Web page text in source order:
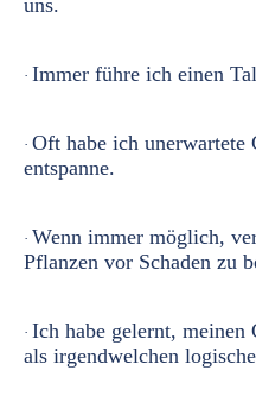
uns.
· Immer führe ich einen
· Oft habe ich unerwartete
entspanne.
· Wenn immer möglich,
Pflanzen vor Schaden zu
· Ich habe gelernt, meinen
als irgendwelchen